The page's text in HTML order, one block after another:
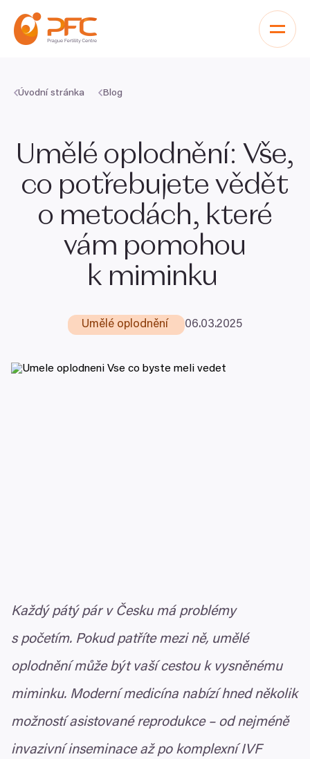
Úvodní stránka Blog
Umělé oplodnění: Vše,
co potřebujete vědět
o metodách, které
vám pomohou
k miminku
Umělé oplodnění 06.03.2025
Každý pátý pár v Česku má problémy
s početím. Pokud patříte mezi ně, umělé
oplodnění může být vaší cestou k vysněnému
miminku. Moderní medicína nabízí hned několik
možností asistované reprodukce – od nejméně
invazivní inseminace až po komplexní IVF